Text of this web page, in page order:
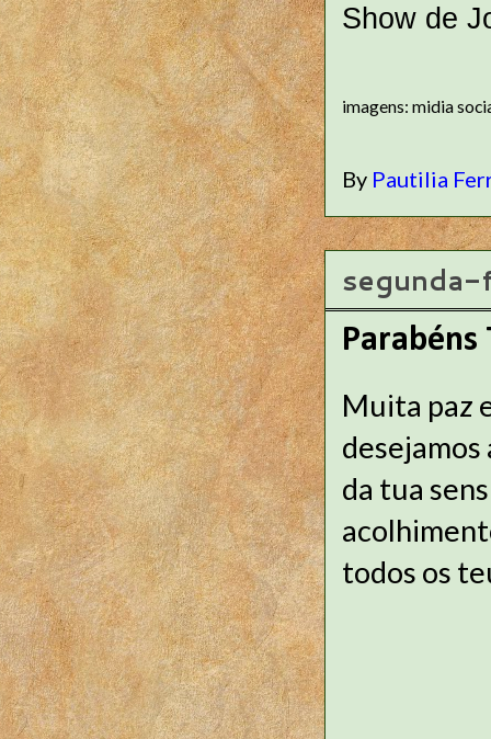
Show de
imagens: midia
By Pautilia
Parabéns
Muita paz
desejamos
da tua
todos os